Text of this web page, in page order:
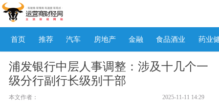
首页 推荐 汽车 房地产 金融 食品酒业 药业
浦发银行中层人事调整：涉及十几个一
级分行副行长级别干部
本文作者： 2025-11-11 14:29